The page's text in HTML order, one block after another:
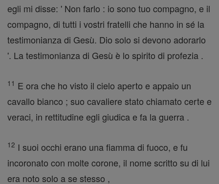
egli mi disse: ' Non farlo : io sono tuo compagno, e il
compagno, di tutti i vostri fratelli che hanno in sé la
testimonianza di Gesù. Dio solo si devono adorarlo
'. La testimonianza di Gesù è lo spirito di profezia .
11 E ora che ho visto il cielo aperto e appaio un
cavallo bianco ; suo cavaliere stato chiamato certe e
veraci, in rettitudine egli giudica e fa la guerra .
12 I suoi occhi erano una fiamma di fuoco, e fu
incoronato con molte corone, il nome scritto su di lui
era noto solo a se stesso ,